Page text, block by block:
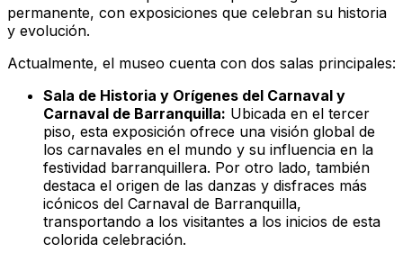
permanente, con exposiciones que celebran su historia
y evolución.
Actualmente, el museo cuenta con dos salas principales:
Sala de Historia y Orígenes del Carnaval y
Carnaval de Barranquilla: Ubicada en el tercer
piso, esta exposición ofrece una visión global de
los carnavales en el mundo y su influencia en la
festividad barranquillera. Por otro lado, también
destaca el origen de las danzas y disfraces más
icónicos del Carnaval de Barranquilla,
transportando a los visitantes a los inicios de esta
colorida celebración.